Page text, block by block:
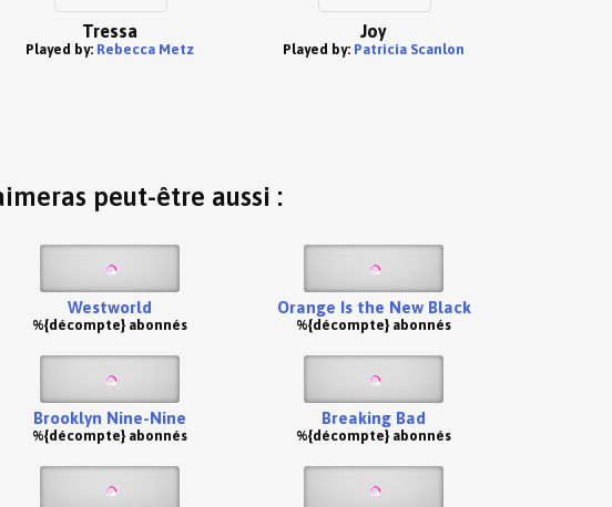
Tressa
Played by: Rebecca Metz
Joy
Played by: Patricia Scanlon
peut-être aussi :
Westworld
%{décompte} abonnés
Orange Is the New Black
%{décompte} abonnés
Brooklyn Nine-Nine
%{décompte} abonnés
Breaking Bad
%{décompte} abonnés